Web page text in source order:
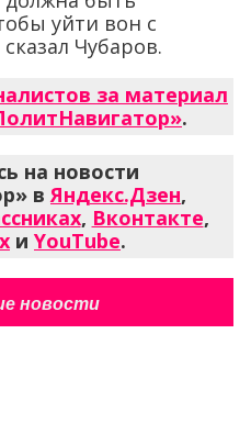
уйти вон с
Чубаров.
за материал
.
на новости
вЯндекс.Дзен,
, Вконтакте,
и YouTube.
новости